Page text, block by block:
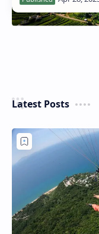
Latest Posts